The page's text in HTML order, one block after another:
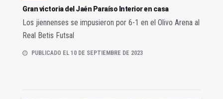
Gran victoria del Jaén Paraíso Interior en casa
Los jiennenses se impusieron por 6-1 en el Olivo Arena al
Real Betis Futsal
PUBLICADO EL 10 DE SEPTIEMBRE DE 2023